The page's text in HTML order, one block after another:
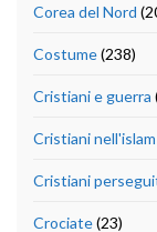
Corea del Nord
Costume(238)
Cristiani e guerra
Cristiani nell'islam
Cristiani
Crociate(23)